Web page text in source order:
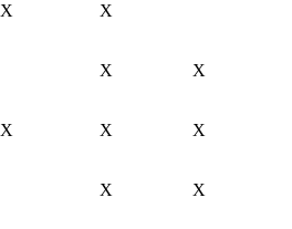
X X
X X
X X X
X X